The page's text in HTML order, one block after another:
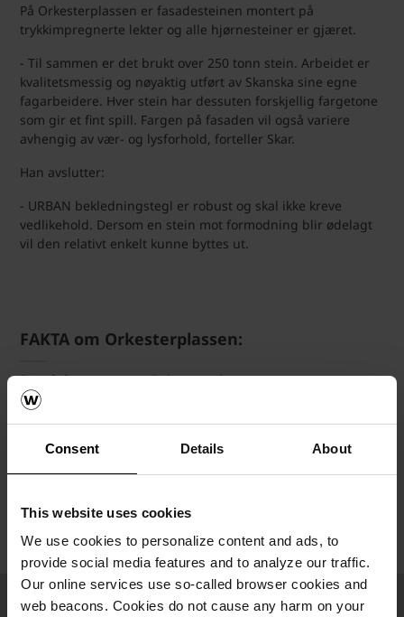
Consent Details About
This website uses cookies
We use cookies to personalize content and ads, to
provide social media features and to analyze our traffic.
Our online services use so-called browser cookies and
web beacons. Cookies do not cause any harm on your
På Orkesterplassen er fasadesteinen montert på
trykkimpregnerte lekter og alle hjørnesteiner er gjæret.
- Til sammen er det brukt over 250 tonn stein. Arbeidet er
kvalitetsmessig og nøyaktig utført av Skanska sine egne
fagarbeidere. Hver stein har dessuten forskjellig fargetone
som gir et fint spill. Fargen på fasaden vil også variere
avhengig av vær- og lysforhold, forteller Skar.
Han avslutter:
- URBAN bekledningstegl er robust og skal ikke kreve
vedlikehold. Dersom en stein mot formodning blir ødelagt
vil den relativt enkelt kunne byttes ut.
FAKTA om Orkesterplassen:
Prosjektets navn:Orkesterplassen
Arkitekt:
Architects
Bekledningstegl:
URBAN Christianshavn i U-profil